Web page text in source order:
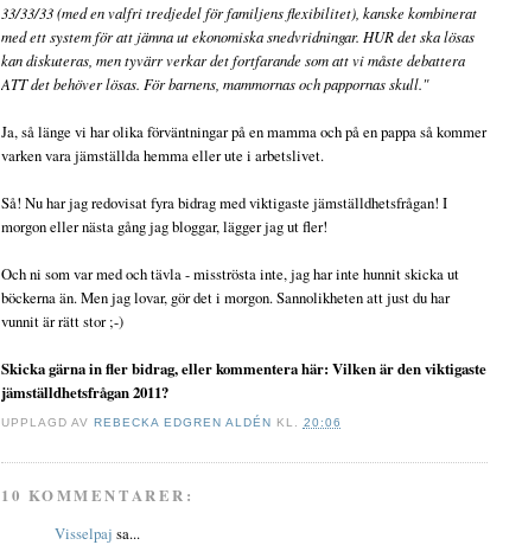
33/33/33 (med en valfri tredjedel för familjens flexibilitet), kanske kombinerat
med ett system för att jämna ut ekonomiska snedvridningar. HUR det ska lösas
kan diskuteras, men tyvärr verkar det fortfarande som att vi måste debattera
ATT det behöver lösas. För barnens, mammornas och pappornas skull."
Ja, så länge vi har olika förväntningar på en mamma och på en pappa så kommer
varken vara jämställda hemma eller ute i arbetslivet.
Så! Nu har jag redovisat fyra bidrag med viktigaste jämställdhetsfrågan! I
morgon eller nästa gång jag bloggar, lägger jag ut fler!
Och ni som var med och tävla - misströsta inte, jag har inte hunnit skicka ut
böckerna än. Men jag lovar, gör det i morgon. Sannolikheten att just du har
vunnit är rätt stor ;-)
Skicka gärna in fler bidrag, eller kommentera här: Vilken är den viktigaste
jämställdhetsfrågan 2011?
UPPLAGD AV REBECKA EDGREN ALDÉN KL. 20:06
10 KOMMENTARER:
Visselpaj sa...